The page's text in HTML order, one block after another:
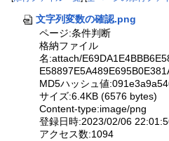
文字列変数の確認.png
ページ:条件判断
格納ファイル
名:attach/
MD5ハッシュ値
サイズ:6.4KB (6576 bytes)
Content-type:image/png
登録日時:2023/02/06
アクセス数:1094